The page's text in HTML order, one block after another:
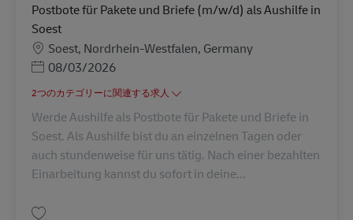
Postbote für Pakete und Briefe (m/w/d) als Aushilfe in
Soest
勤務地
Soest, Nordrhein-Westfalen, Germany
Posted Date
08/03/2026
2つのカテゴリーに関連する求人
Werde Aushilfe als Postbote für Pakete und Briefe in
Soest. Als Aushilfe bist du an einzelnen Tagen oder
auch stundenweise für uns tätig. Nach einer bezahlten
Einarbeitung kannst du sofort in deine...